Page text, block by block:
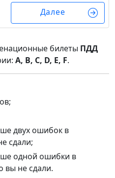
Далее
билеты ПДД
A, B, C, D, E, F.
двух ошибок в
сдали;
одной ошибки в
вы не сдали.